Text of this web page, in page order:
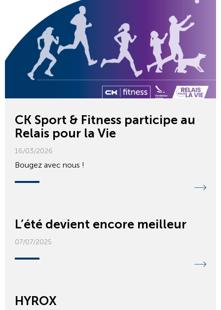
CK Sport & Fitness participe au
Relais pour la Vie
16/03/2026
Bougez avec nous !
L’été devient encore meilleur
07/07/2025
HYROX